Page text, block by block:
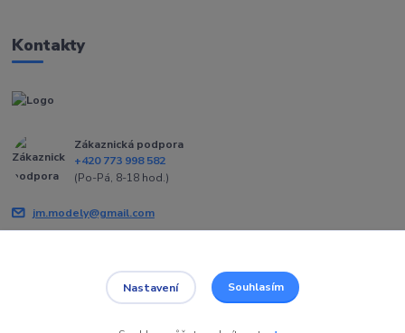
Kontakty
Zákaznická podpora
+420 773 998 582
(Po-Pá, 8-18 hod.)
jm.modely@gmail.com
Nastavení Souhlasím